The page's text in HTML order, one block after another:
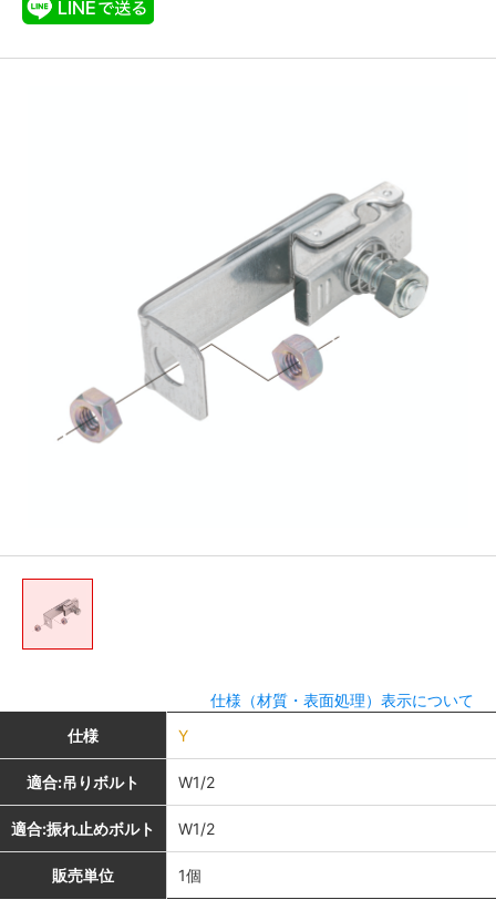
仕様（材質・表面処理）表示について
仕様
Y
適合:吊りボルト W1/2
適合:振れ止めボルト W1/2
販売単位 1個